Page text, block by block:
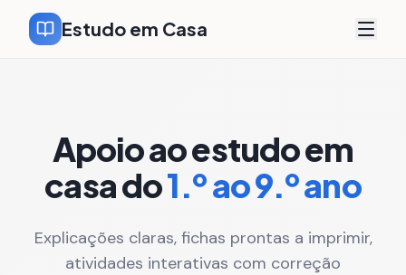
Estudo em Casa
Apoio ao estudo em
casa do1.º ao 9.º ano
Explicações claras, fichas prontas a imprimir,
atividades interativas com correção